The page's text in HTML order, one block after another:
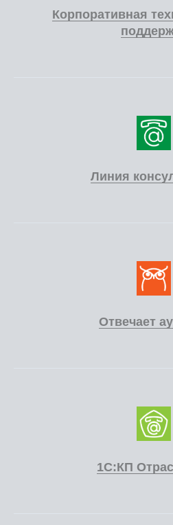
Корпоративная
Линия
Отвечает
1С:КП